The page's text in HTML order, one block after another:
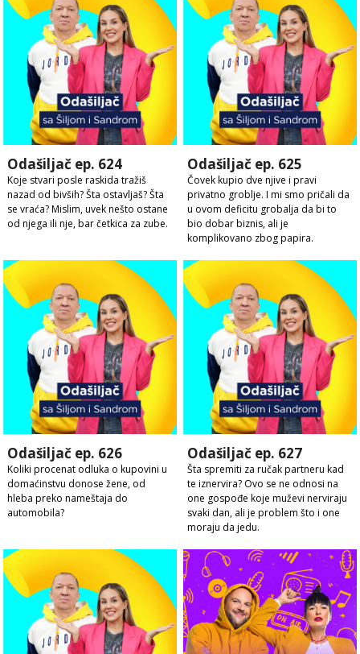
Odašiljač ep. 624
Koje stvari posle raskida tražiš
nazad od bivših? Šta ostavljaš? Šta
se vraća? Mislim, uvek nešto ostane
od njega ili nje, bar četkica za zube.
Odašiljač ep. 625
Čovek kupio dve njive i pravi
privatno groblje. I mi smo pričali da
u ovom deficitu grobalja da bi to
bio dobar biznis, ali je
komplikovano zbog papira.
Odašiljač ep. 626
Koliki procenat odluka o kupovini u
domaćinstvu donose žene, od
hleba preko nameštaja do
automobila?
Odašiljač ep. 627
Šta spremiti za ručak partneru kad
te iznervira? Ovo se ne odnosi na
one gospođe koje muževi nerviraju
svaki dan, ali je problem što i one
moraju da jedu.